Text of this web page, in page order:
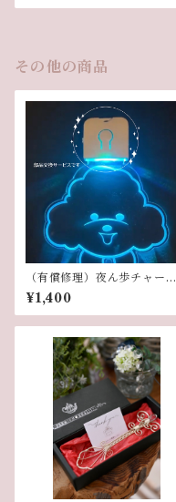
その他の商品
（有償修理）夜ん歩チャーム
部品交換
¥1,400